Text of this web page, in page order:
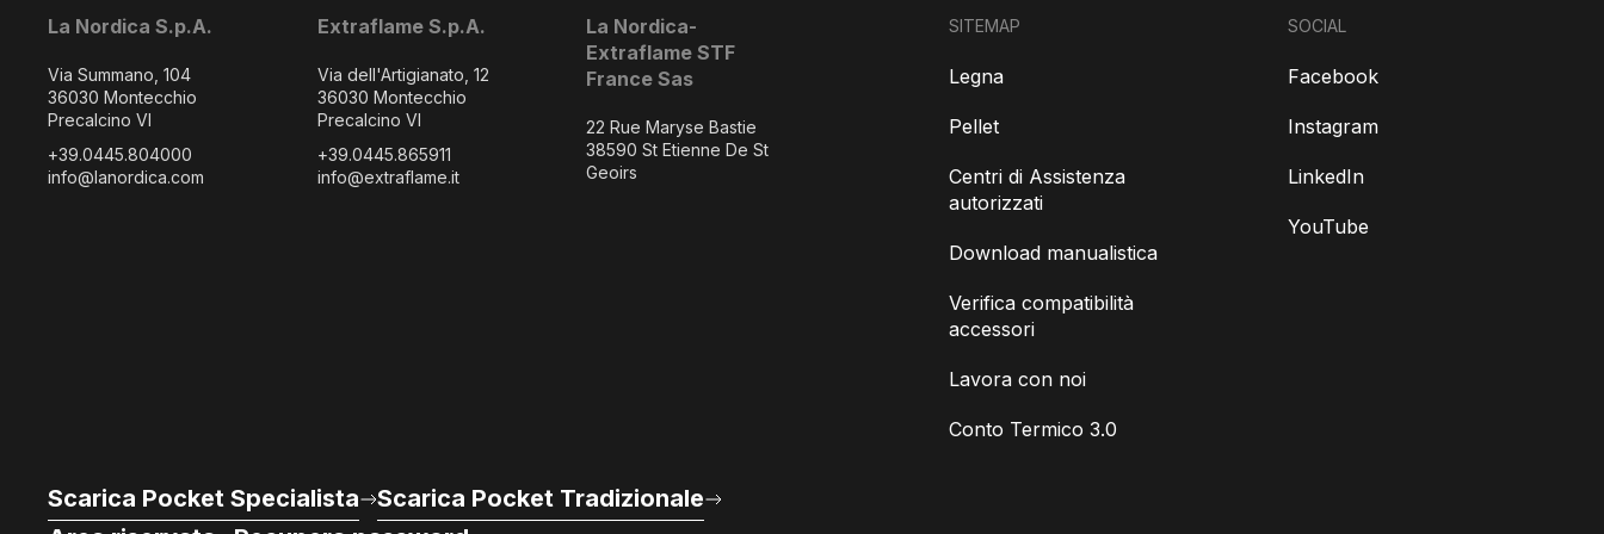
La Nordica S.p.A.
Via Summano, 104
36030 Montecchio
Precalcino VI
+39.0445.804000
info@lanordica.com
Extraflame S.p.A.
Via dell'Artigianato, 12
36030 Montecchio
Precalcino VI
+39.0445.865911
info@extraflame.it
La Nordica-
Extraflame STF
France Sas
22 Rue Maryse Bastie
38590 St Etienne De St
Geoirs
Scarica Pocket Specialista
Scarica Pocket Tradizionale
SITEMAP
Legna
Pellet
Centri di Assistenza
autorizzati
Download manualistica
Verifica compatibilità
accessori
Lavora con noi
Conto Termico 3.0
SOCIAL
Facebook
Instagram
LinkedIn
YouTube